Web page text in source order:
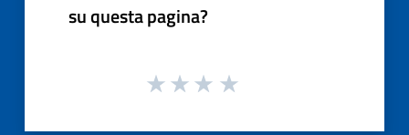
su questa pagina?